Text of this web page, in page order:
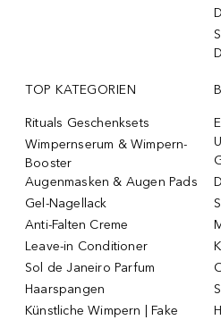
TOP KATEGORIEN
Rituals Geschenksets
Wimpernserum & Wimpern-
Booster
Augenmasken & Augen Pads
Gel-Nagellack
Anti-Falten Creme
Leave-in Conditioner
Sol de Janeiro Parfum
Haarspangen
Künstliche Wimpern | Fake